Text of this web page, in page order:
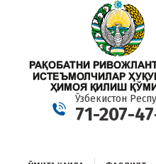
Ўзбекистон
71-207-
ФАОЛИЯТ